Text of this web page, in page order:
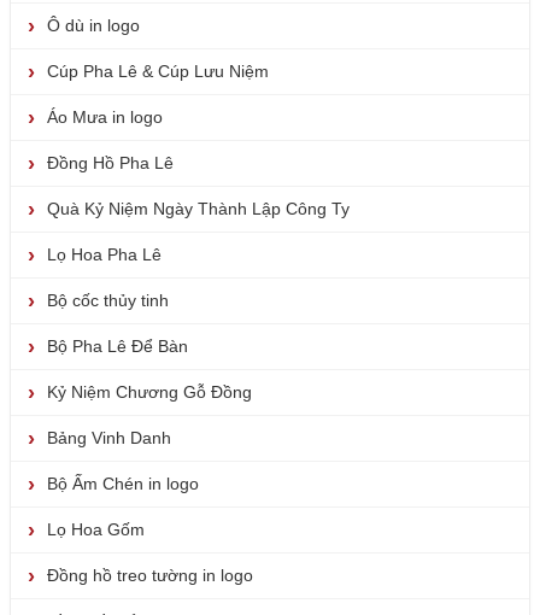
Ô dù in logo
Cúp Pha Lê & Cúp Lưu Niệm
Áo Mưa in logo
Đồng Hồ Pha Lê
Quà Kỷ Niệm Ngày Thành Lập Công Ty
Lọ Hoa Pha Lê
Bộ cốc thủy tinh
Bộ Pha Lê Để Bàn
Kỷ Niệm Chương Gỗ Đồng
Bảng Vinh Danh
Bộ Ấm Chén in logo
Lọ Hoa Gốm
Đồng hồ treo tường in logo